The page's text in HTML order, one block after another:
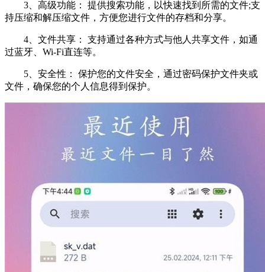
3、高级功能： 提供搜索功能，以快速找到所需的文件;支
持压缩和解压缩文件，方便您进行文件的存档和分享。
4、文件共享： 支持通过各种方式与他人共享文件，如通
过蓝牙、Wi-Fi直连等。
5、安全性： 保护您的文件安全，通过密码保护文件夹或
文件，确保您的个人信息得到保护。